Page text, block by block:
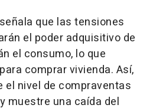
que las tensiones
el poder adquisitivo de
el consumo, lo que
comprar vivienda. Así,
el nivel de compraventas
muestre una caída del